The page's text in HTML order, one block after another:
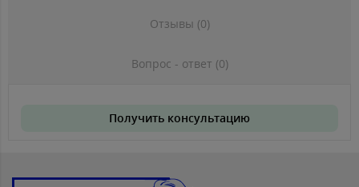
Отзывы (0)
Вопрос - ответ (0)
Получить консультацию